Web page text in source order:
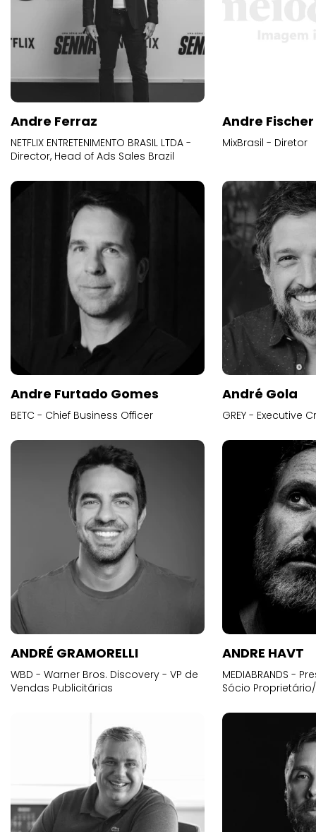
Andre Ferraz
NETFLIX ENTRETENIMENTO BRASIL LTDA -
Director, Head of Ads Sales Brazil
Andre Fischer
MixBrasil - Diretor
Andre Furtado Gomes
BETC - Chief Business Officer
André Gola
GREY - Executive
ANDRÉ GRAMORELLI
WBD - Warner Bros. Discovery - VP de
Vendas Publicitárias
ANDRE HAVT
MEDIABRANDS -
Sócio